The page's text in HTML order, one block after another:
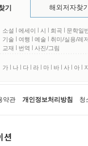
기 해외저자찾
소설 l 에세이 l 시 l 희곡 l 문학일
기술 l 여행 l 예술 l 취미/실용/레저
교재 l 번역 l 사진/그림
가 l 나 l 다 l 라 l 마 l 바 l 사 l 아 l
약관 개인정보처리방침 청
션